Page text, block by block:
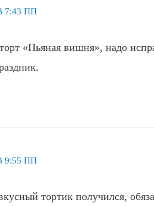
7:43 ПП
«Пьяная вишня», надо
9:55 ПП
тортик получился,